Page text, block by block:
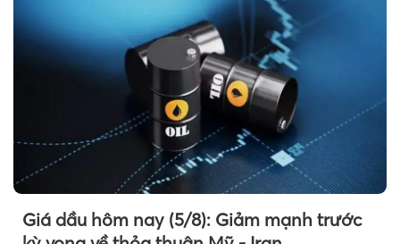
Giá dầu hôm nay (5/8): Giảm mạnh trước